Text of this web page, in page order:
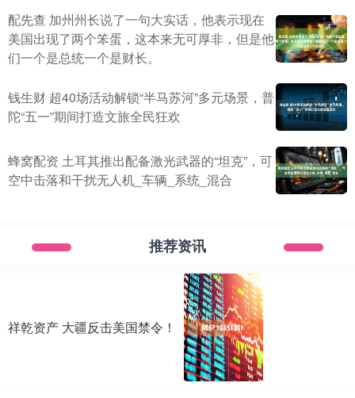
配先查 加州州长说了一句大实话，他表示现在
美国出现了两个笨蛋，这本来无可厚非，但是他
们一个是总统一个是财长。
钱生财 超40场活动解锁“半马苏河”多元场景，普
陀“五一”期间打造文旅全民狂欢
蜂窝配资 土耳其推出配备激光武器的“坦克”，可
空中击落和干扰无人机_车辆_系统_混合
推荐资讯
祥乾资产 大疆反击美国禁令！